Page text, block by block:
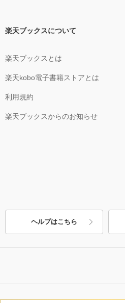
楽天ブックスについて
楽天ブックスとは
楽天kobo電子書籍ストアとは
利用規約
楽天ブックスからのお知らせ
ヘルプはこちら